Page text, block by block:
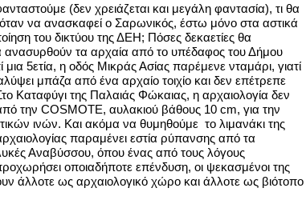
(δεν χρειάζεται και μεγάλη φαντασία), τι θα
να ανασκαφεί ο Σαρωνικός, έστω μόνο στα αστικά
του δικτύου της ΔΕΗ; Πόσες δεκαετίες θα
ανασυρθούν τα αρχαία από το υπέδαφος του Δήμου
5ετία, η οδός Μικράς Ασίας παρέμενε νταμάρι, γιατί
μπάζα από ένα αρχαίο τοιχίο και δεν επέτρεπε
Καταφύγι της Παλαιάς Φώκαιας, η αρχαιολογία δεν
την COSMOTE, αυλακιού βάθους 10 cm, για την
ινών. Και ακόμα να θυμηθούμε το λιμανάκι της
παραμένει εστία ρύπανσης από τα
Αναβύσσου, όπου ένας από τους λόγους
οποιαδήποτε επένδυση, οι ψεκασμένοι της
άλλοτε ως αρχαιολογικό χώρο και άλλοτε ως βιότοπο